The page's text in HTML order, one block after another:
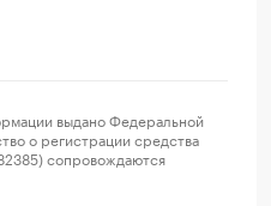
выдано Федеральной
о регистрации средства
сопровождаются